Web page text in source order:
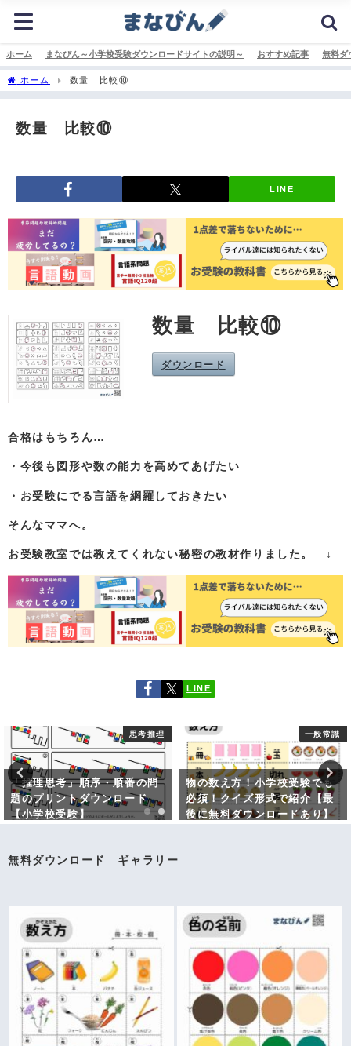
ホーム まなびん～小学校受験ダウンロードサイトの説明～ おすすめ記事 無料ダ
ホーム 数量 比較⑩
数量 比較⑩
LINE
数量 比較⑩
ダウンロード
合格はもちろん…
・今後も図形や数の能力を高めてあげたい
・お受験にでる言語を網羅しておきたい
そんなママへ。
お受験教室では教えてくれない秘密の教材作りました。 ↓
LINE
思考推理
「推理思考」順序・順番の問
題のプリントダウンロード
【小学校受験】
一般常識
物の数え方！小学校受験でも
必須！クイズ形式で紹介【最
後に無料ダウンロードあり】
無料ダウンロード ギャラリー